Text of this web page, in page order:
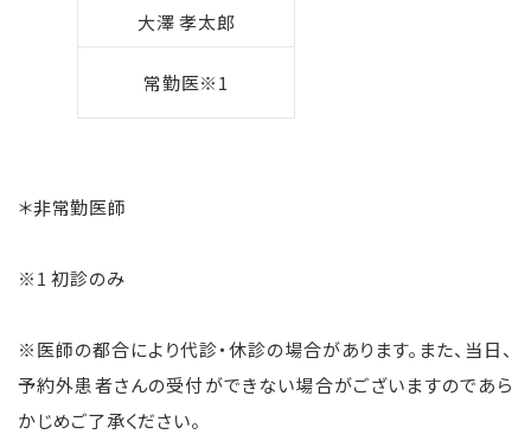
大澤 孝太郎
常勤医※1
＊非常勤医師
※1 初診のみ
※医師の都合により代診・休診の場合があります。また、当日、
予約外患者さんの受付ができない場合がございますのであら
かじめご了承ください。